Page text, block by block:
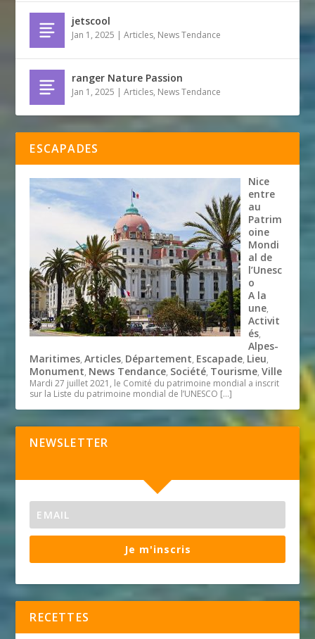
jetscool
Jan 1, 2025 |Articles, News Tendance
ranger Nature Passion
Jan 1, 2025 |Articles, News Tendance
ESCAPADES
Nice
entre
au
Patrim
oine
Mondi
al de
l’Unesc
o
A la
une,
Activit
és,
Alpes-
Maritimes,Articles, Département, Escapade, Lieu,
Monument, News Tendance, Société, Tourisme,Ville
Mardi 27 juillet 2021, le Comité du patrimoine mondial a inscrit
sur la Liste du patrimoine mondial de l’UNESCO […]
NEWSLETTER
Je m'inscris
RECETTES